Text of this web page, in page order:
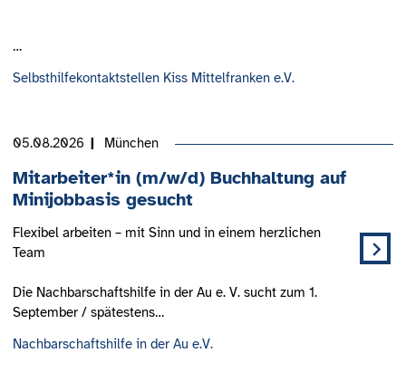
…
Selbsthilfekontaktstellen Kiss Mittelfranken e.V.
Mitarbeiter*in (m/w/d) Buchhaltung auf
Minijobbasis gesucht
Flexibel arbeiten – mit Sinn und in einem herzlichen
Team
Die Nachbarschaftshilfe in der Au e. V. sucht zum 1.
September / spätestens…
Nachbarschaftshilfe in der Au e.V.
05.08.2026 München